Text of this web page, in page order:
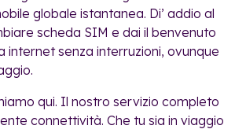
globale istantanea. Di’ addio al
scheda SIM e dai il benvenuto
internet senza interruzioni, ovunque
qui. Il nostro servizio completo
connettività. Che tu sia in viaggio